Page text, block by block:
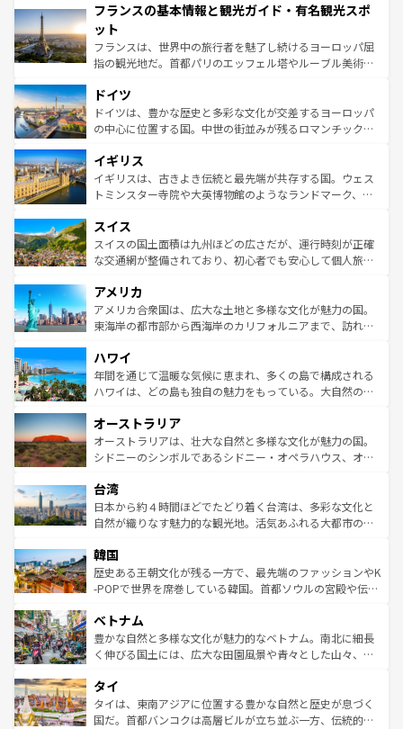
ませてくれるイタリアで、忘れられない旅をしてみよう！
なお、新着のイタリア情報は
しい。
文化が根付くこの国では、情熱的なフラメンコ、熱気あふ
れる闘牛、そして美味しいタパスが生活の一部となってい
る。首都マドリードの洗練された雰囲気や、バルセロナの
アートに溢れた街角から、地方では古代ローマ遺跡や中世
せる。地方によって風土や気候が異なるスペインはその個
性で訪れる人を魅了する。 なお、新着のスペイン情報は コ
ンテンツ一覧を参照してほしい。
フランスの基本情報と観光ガイド・有名観光スポ
ット
フランスは、世界中の旅行者を魅了し続けるヨーロッパ屈
指の観光地だ。首都パリのエッフェル塔やルーブル美術館
で、幅広い魅力が詰まっている。華麗な宮殿、歴史的な大
聖堂、美しいビーチ、そして豊かな自然が、訪れる者を心
から魅了する。また、フランスは美食の国としても知ら
いる。シャンパンの発祥地であるランス、プロヴァンスの
香り高いラベンダー畑など、多彩な楽しみ方が可能だ。さ
らに、パリ以外の地域にも魅力が溢れており、どの街角に
れる地方に足を運ぶとそれぞれで全く異なる文化を体験で
きるだろう。 なお、新着のフランス情報はコンテンツ一覧
を参照してほしい。
ドイツ
ドイツは、豊かな歴史と多彩な文化が交差するヨーロッパ
の中心に位置する国。中世の街並みが残るロマンチック街
顔を持つこの国は、どこを歩いても飽きることがない。ベ
ルリンの文化的活気、バイエルン州のアルプスの絶景、そ
してライン川沿いのワイン畑といった風景は必見。ビール
は、お酒好きな人にはぜひ体験してほしい。 なお、新着の
ドイツ情報はコンテンツ一覧を参照してほしい。
イギリス
イギリスは、古きよき伝統と最先端が共存する国。ウェス
トミンスター寺院や大英博物館のようなランドマーク、歴
リアごとに異なる魅力がある。また、優雅なアフタヌーン
ティー、ビール好きにはたまらない英国パブ、サッカー観
戦など、本場だからこそできる体験も豊富。イギリスを旅
ンツ一覧を参照してほしい。
スイス
スイスの国土面積は九州ほどの広さだが、運行時刻が正確
な交通網が整備されており、初心者でも安心して個人旅行
の建物がそのまま残る町や、スイスならではのユニークな
博物館もあり、アルプス観光だけでなく町歩きも満喫する
ことができる。国民の所得が高いため物価も高いが、旅行
ば市内交通費無料で観光を楽しむこともできる。 なお、新
着のスイス情報はコンテンツ一覧 を参照してほしい。
アメリカ
アメリカ合衆国は、広大な土地と多様な文化が魅力の国。
東海岸の都市部から西海岸のカリフォルニアまで、訪れる
のような巨大都市は、観光、ショッピング、エンターテイ
ンメントが詰まった刺激的なスポットだ。一方、アメリカ
西部には大自然が広がり、グランドキャニオンやイエロー
部のニューオーリンズでは、音楽と美食が融合した独特の
文化が魅力。旅行者はアメリカの各地域で異なる魅力を楽
しみながら、その多様性と豊かな歴史を感じることができ
ならではの贅沢な旅のスタイルだ。 なお、新着のアメリカ
情報はコンテンツ一覧を参照してほしい。
ハワイ
年間を通じて温暖な気候に恵まれ、多くの島で構成される
ハワイは、どの島も独自の魅力をもっている。大自然の神
ワイ島は見逃せない。また、定番の観光地といえばオアフ
島だが、静かな自然を求めるならマウイ島やカウアイ島が
おすすめ。エメラルドグリーンに輝く海をはじめ、豊かな
れるおもてなしの心で訪れる人々を迎えてくれるハワイの
人々、おいしいローカルフードやハワイアンミュージッ
ク、伝統的なフラダンスなど、すべてがハワイの魅力を彩
ワイを、存分に味わってほしい。 なお、新着のハワイ情報
はコンテンツ一覧を参照してほしい。
オーストラリア
オーストラリアは、壮大な自然と多様な文化が魅力の国。
シドニーのシンボルであるシドニー・オペラハウス、オー
リアリーフや大陸中央部にそびえるウルル（エアーズロッ
ク）、タスマニアの美しい原生林やケアンズの熱帯雨林な
ど、見どころがたくさん。また、カフェやワイン、オージ
いる。アクティビティも充実しており、サーフィンやダイ
ビング、ハイキングなど、アウトドア好きにはたまらな
い。オーストラリアの多彩な魅力を存分に味わいつくそ
参照してほしい。
台湾
日本から約４時間ほどでたどり着く台湾は、多彩な文化と
自然が織りなす魅力的な観光地。活気あふれる大都市の台
ン）、静ひつな山岳地帯である台湾東部など、都市の喧騒
と山間の静けさが共存しており、訪れる人に新しい発見と
驚きをもたらしてくれる。また、奥深い台湾の食文化も魅
容にもいいと評判のスイーツなど、バラエティ豊かな料理
が味わえる。 なお、新着の台湾情報は コンテンツ一覧を参
照してほしい。
韓国
歴史ある王朝文化が残る一方で、最先端のファッションやK
-POPで世界を席巻している韓国。首都ソウルの宮殿や伝統
き、地方に足を延ばせば四季折々の自然美を楽しむことが
できる。そして、キムチや焼肉、絶品のストリートフード
まで、さまざまな韓国料理が待っている。夜には、韓国な
リティに包まれながら、韓国の多彩な魅力を心ゆくまで味
わってみてほしい。 なお、新着の韓国情報はコンテンツ一
覧を参照してほしい。
ベトナム
豊かな自然と多様な文化が魅力的なベトナム。南北に細長
く伸びる国土には、広大な田園風景や青々とした山々、世
急速な発展と共に伝統が息づく。ハノイの古い町並みやホ
ーチミン市のフランス統治時代の建物も、独特の雰囲気を
醸し出している。また、バラエティの豊かさとおいしさで
タイ
タイは、東南アジアに位置する豊かな自然と歴史が息づく
国だ。首都バンコクは高層ビルが立ち並ぶ一方、伝統的な